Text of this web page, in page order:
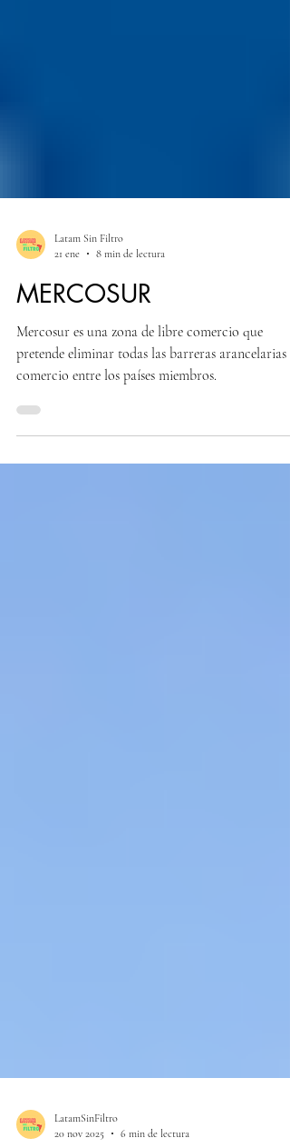
21 ene
8 min de lectura
MERCOSUR
Mercosur es una zona de libre comercio que
comercio entre los países miembros.